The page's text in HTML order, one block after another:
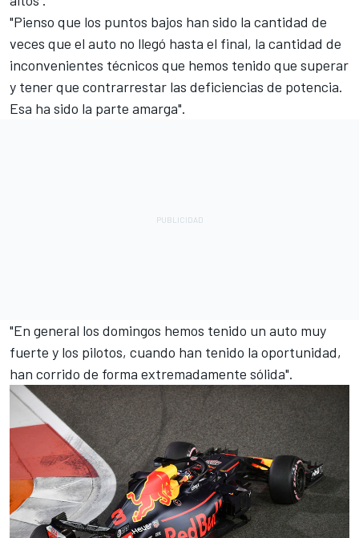
"Pienso que los puntos bajos han sido la cantidad de
veces que el auto no llegó hasta el final, la cantidad de
inconvenientes técnicos que hemos tenido que superar
y tener que contrarrestar las deficiencias de potencia.
Esa ha sido la parte amarga".
"En general los domingos hemos tenido un auto muy
fuerte y los pilotos, cuando han tenido la oportunidad,
han corrido de forma extremadamente sólida".